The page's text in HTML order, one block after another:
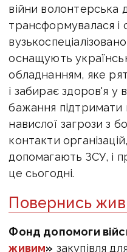
війни волонтерська
трансформувалася і
оснащують
обладнанням, яке
і забирає здоров'я у
бажання підтримати
навислої загрози з
контакти
допомагають ЗСУ, і
це сьогодні.
Повернись
Фонд допомоги
живим» закупівля